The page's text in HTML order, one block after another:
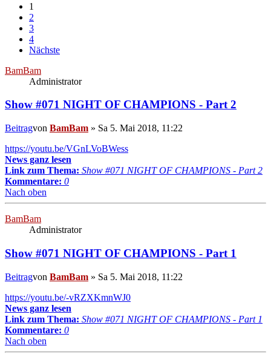
1
2
3
4
Nächste
BamBam
Administrator
Show #071 NIGHT OF CHAMPIONS - Part 2
Beitragvon BamBam » Sa 5. Mai 2018, 11:22
https://youtu.be/VGnLVoBWess
News ganz lesen
Link zum Thema: Show #071 NIGHT OF CHAMPIONS - Part 2
Kommentare: 0
Nach oben
BamBam
Administrator
Show #071 NIGHT OF CHAMPIONS - Part 1
Beitragvon BamBam » Sa 5. Mai 2018, 11:22
https://youtu.be/-vRZXKmnWJ0
News ganz lesen
Link zum Thema: Show #071 NIGHT OF CHAMPIONS - Part 1
Kommentare: 0
Nach oben